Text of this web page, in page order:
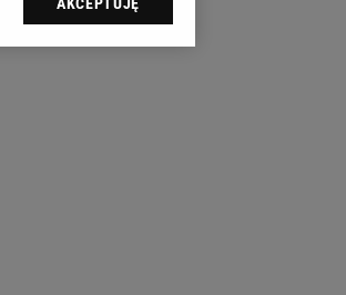
sp. z o.o., jej
swoje preferencje
celów identyfikacji.
reklam i treści,